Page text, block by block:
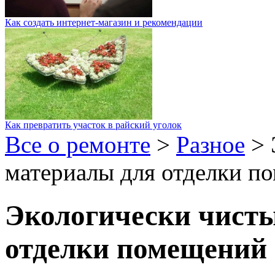
Как создать интернет-магазин и рекомендации
Как превратить участок в райский уголок
Все о ремонте > Разное >
материалы для отделки
Экологически
отделки помещений